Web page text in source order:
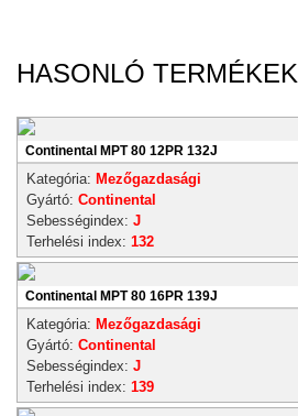
HASONLÓ TERMÉKEK
Continental MPT 80 12PR 132J
Kategória: Mezőgazdasági
Gyártó: Continental
Sebességindex: J
Terhelési index: 132
Continental MPT 80 16PR 139J
Kategória: Mezőgazdasági
Gyártó: Continental
Sebességindex: J
Terhelési index: 139